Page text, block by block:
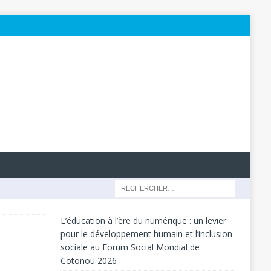
L’éducation à l’ère du numérique : un levier
pour le développement humain et l’inclusion
sociale au Forum Social Mondial de
Cotonou 2026